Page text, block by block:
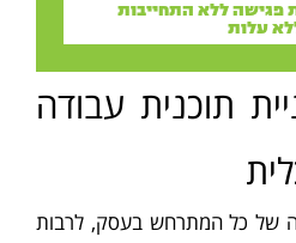
פגישה ללא התחייבות
עלות
תוכנית עבודה
של כל המתרחש בעסק, לרבות